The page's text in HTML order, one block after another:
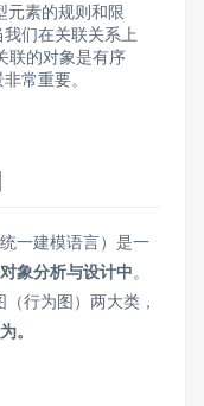
元素的规则和限
们在关联关系上
联的对象是有序
常重要。
一建模语言）是一
象分析与设计中。
行为图）两大类，
。